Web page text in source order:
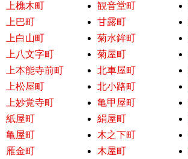
上樵木町
上巴町
上白山町
上八文字町
上本能寺前町
上松屋町
上妙覚寺町
紙屋町
亀屋町
雁金町
観音堂町
甘露町
菊水鉾町
菊屋町
北車屋町
北小路町
亀甲屋町
絹屋町
木之下町
木屋町